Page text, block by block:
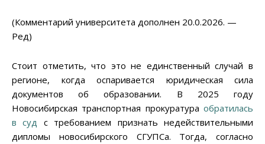
(Комментарий университета дополнен 20.0.2026. —
Ред)
Стоит отметить, что это не единственный случай в
регионе, когда оспаривается юридическая сила
документов об образовании. В 2025 году
Новосибирская транспортная прокуратура обратилась
в суд с требованием признать недействительными
дипломы новосибирского СГУПСа. Тогда, согласно